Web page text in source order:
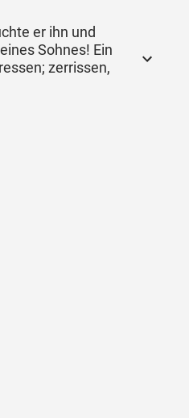
er ihn und
Sohnes! Ein
zerrissen,